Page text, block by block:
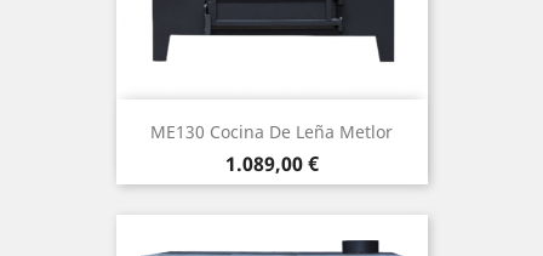
ME130 Cocina De Leña Metlor
Precio
1.089,00 €